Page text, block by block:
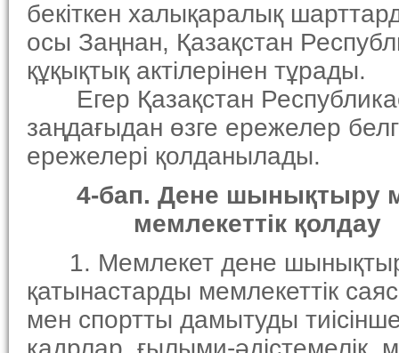
бекiткен халықаралық
осы Заңнан, Қазақстан
құқықтық актiлерiнен тұрады.
Егер Қазақстан
заңдағыдан өзге ережелер
ережелерi қолданылады.
4-бап. Дене шынықтыру
мемлекеттiк қолдау
1. Мемлекет дене
қатынастарды мемлекеттiк
мен спортты дамытуды